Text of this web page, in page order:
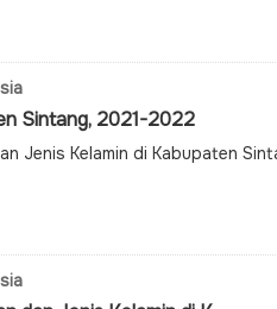
Sintang, 2021-2022
Jenis Kelamin di Kabupaten